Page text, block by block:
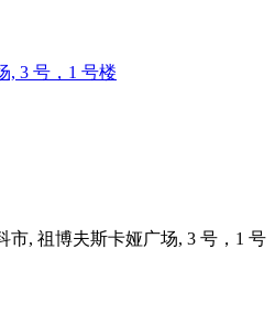
, 3 号，1 号楼
市, 祖博夫斯卡娅广场, 3 号，1 号